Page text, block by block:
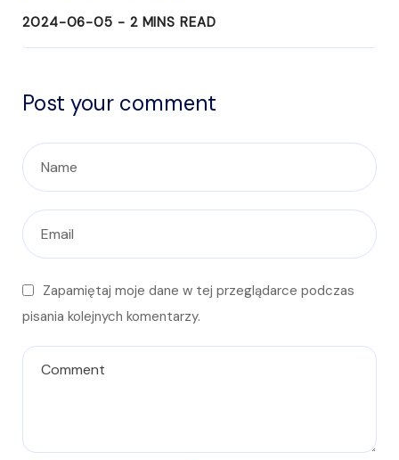
2024-06-05 - 2 MINS READ
Post your comment
Zapamiętaj moje dane w tej przeglądarce podczas
pisania kolejnych komentarzy.